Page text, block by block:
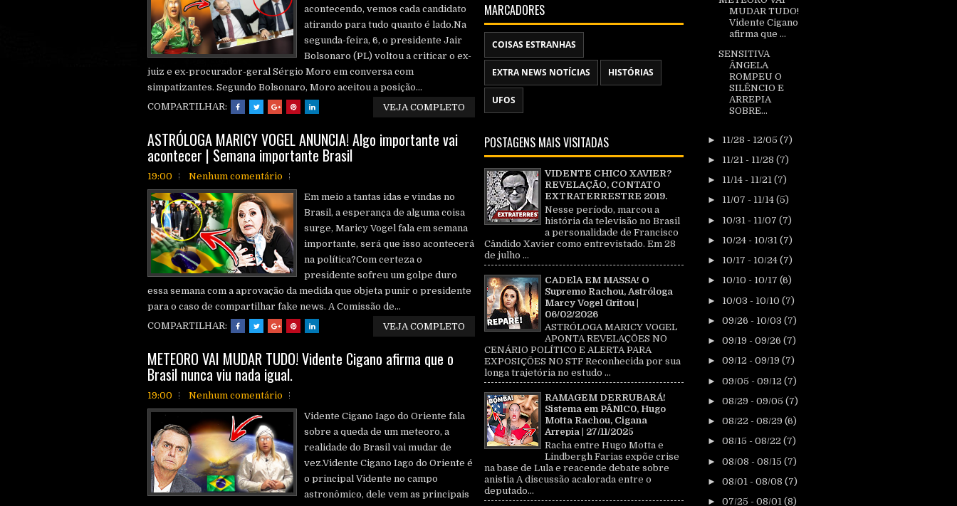
acontecendo, vemos cada candidato
atirando para tudo quanto é lado.Na
segunda-feira, 6, o presidente Jair
Bolsonaro (PL) voltou a criticar o ex-
juiz e ex-procurador-geral Sérgio Moro em conversa com
simpatizantes. Segundo Bolsonaro, Moro aceitou a posição...
COMPARTILHAR:
VEJA COMPLETO
ASTRÓLOGA MARICY VOGEL ANUNCIA! Algo importante vai
acontecer | Semana importante Brasil
19:00
Nenhum comentário
Em meio a tantas idas e vindas no
Brasil, a esperança de alguma coisa
surge, Maricy Vogel fala em semana
importante, será que isso acontecerá
na política?Com certeza o
presidente sofreu um golpe duro
essa semana com a aprovação da medida que objeta punir o presidente
para o caso de compartilhar fake news. A Comissão de...
COMPARTILHAR:
VEJA COMPLETO
METEORO VAI MUDAR TUDO! Vidente Cigano afirma que o
Brasil nunca viu nada igual.
19:00
Nenhum comentário
Vidente Cigano Iago do Oriente fala
sobre a queda de um meteoro, a
realidade do Brasil vai mudar de
vez.Vidente Cigano Iago do Oriente é
o principal Vidente no campo
astronômico, dele vem as principais
MARCADORES
COISAS ESTRANHAS
EXTRA NEWS NOTÍCIAS HISTÓRIAS
UFOS
POSTAGENS MAIS VISITADAS
VIDENTE CHICO XAVIER?
REVELAÇÃO, CONTATO
EXTRATERRESTRE 2019.
Nesse período, marcou a
história da televisão no Brasil
a personalidade de Francisco
Cândido Xavier como entrevistado. Em 28
de julho ...
CADElA EM MASSA! O
Supremo Rachou, Astróloga
Marcy Vogel Gritou |
06/02/2026
ASTRÓLOGA MARICY VOGEL
APONTA REVELAÇÕES NO
CENÁRIO POLÍTICO E ALERTA PARA
EXPOSIÇÕES NO STF Reconhecida por sua
longa trajetória no estudo ...
RAMAGEM DERRUBARÁ!
Sistema em PÂNlC0, Hugo
Motta Rachou, Cigana
Arrepia | 27/11/2025
Racha entre Hugo Motta e
Lindbergh Farias expõe crise
na base de Lula e reacende debate sobre
anistia A discussão acalorada entre o
deputado...
MUDAR TUDO!
Vidente Cigano
afirma que ...
SENSITIVA
ÂNGELA
ROMPEU O
SILÊNCIO E
ARREPIA
SOBRE...
► 11/28 - 12/05 (7)
► 11/21 - 11/28 (7)
► 11/14 - 11/21 (7)
► 11/07 - 11/14 (5)
► 10/31 - 11/07 (7)
► 10/24 - 10/31 (7)
► 10/17 - 10/24 (7)
► 10/10 - 10/17 (6)
► 10/03 - 10/10 (7)
► 09/26 - 10/03 (7)
► 09/19 - 09/26 (7)
► 09/12 - 09/19 (7)
► 09/05 - 09/12 (7)
► 08/29 - 09/05 (7)
► 08/22 - 08/29 (6)
► 08/15 - 08/22 (7)
► 08/08 - 08/15 (7)
► 08/01 - 08/08 (7)
► 07/25 - 08/01 (8)